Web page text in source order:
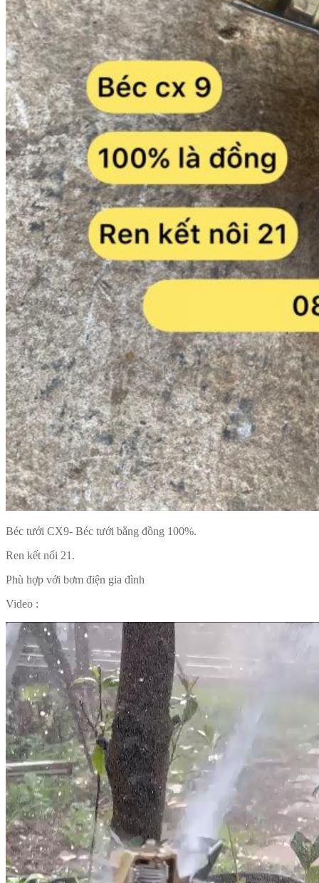
Béc tưới CX9- Béc tưới bằng đồng 100%.
Ren kết nối 21.
Phù hợp với bơm điện gia đình
Video :